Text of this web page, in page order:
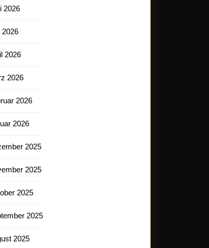
2026
2026
2026
2026
2026
2026
2025
2025
2025
2025
2025